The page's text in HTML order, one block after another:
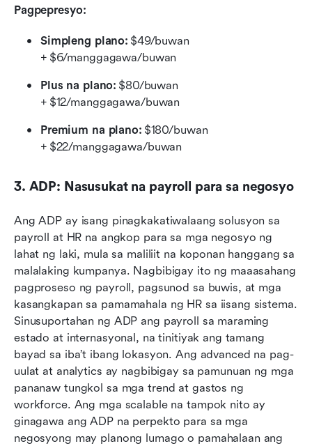
Pagpepresyo:
Simpleng plano: $49/buwan
+ $6/manggagawa/buwan
Plus na plano: $80/buwan
+ $12/manggagawa/buwan
Premium na plano: $180/buwan
+ $22/manggagawa/buwan
3. ADP: Nasusukat na payroll para sa negosyo
Ang ADP ay isang pinagkakatiwalaang solusyon sa
payroll at HR na angkop para sa mga negosyo ng
lahat ng laki, mula sa maliliit na koponan hanggang sa
malalaking kumpanya. Nagbibigay ito ng maaasahang
pagproseso ng payroll, pagsunod sa buwis, at mga
kasangkapan sa pamamahala ng HR sa iisang sistema.
Sinusuportahan ng ADP ang payroll sa maraming
estado at internasyonal, na tinitiyak ang tamang
bayad sa iba’t ibang lokasyon. Ang advanced na pag-
uulat at analytics ay nagbibigay sa pamunuan ng mga
pananaw tungkol sa mga trend at gastos ng
workforce. Ang mga scalable na tampok nito ay
ginagawa ang ADP na perpekto para sa mga
negosyong may planong lumago o pamahalaan ang